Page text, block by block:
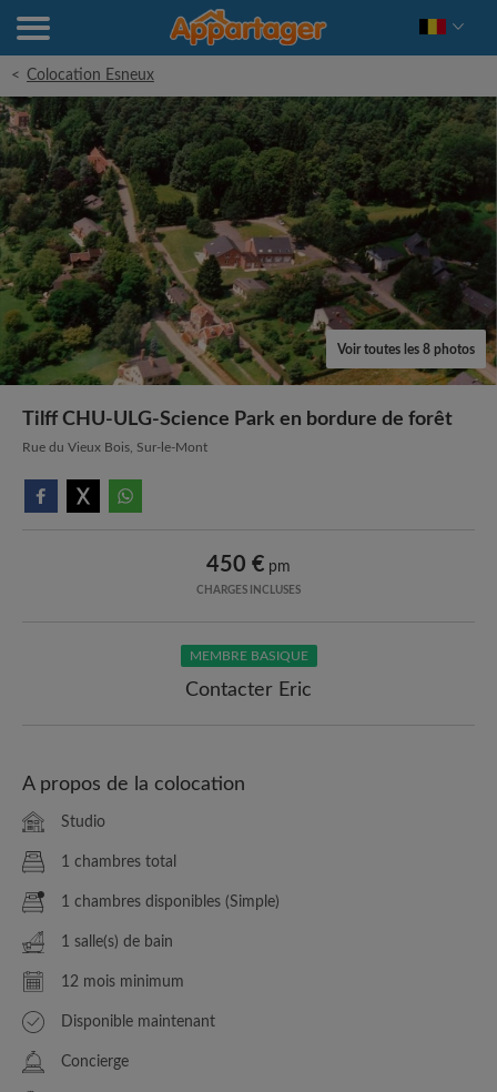
< Colocation Esneux
Voir toutes les 8 photos
Tilff CHU-ULG-Science Park en bordure de forêt
Rue du Vieux Bois, Sur-le-Mont
450 € pm
CHARGES INCLUSES
MEMBRE BASIQUE
Contacter Eric
A propos de la colocation
Studio
1 chambres total
1 chambres disponibles (Simple)
1 salle(s) de bain
12 mois minimum
Disponible maintenant
Concierge